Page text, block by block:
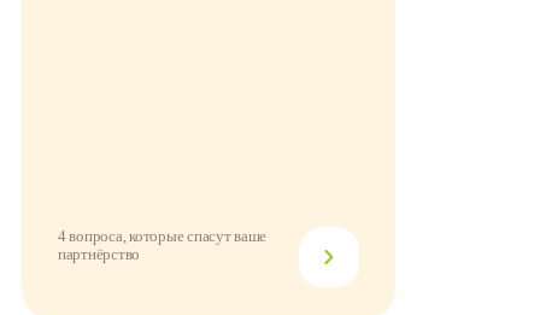
4 вопроса, которые спасут ваше
партнёрство